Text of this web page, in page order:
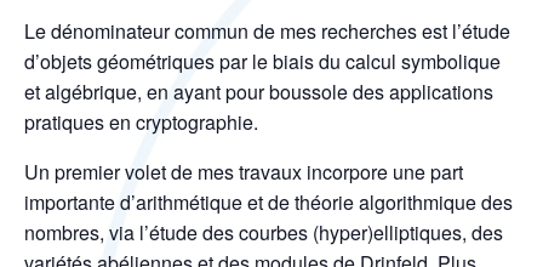
Le dénominateur commun de mes recherches est l’étude
d’objets géométriques par le biais du calcul symbolique
et algébrique, en ayant pour boussole des applications
pratiques en cryptographie.
Un premier volet de mes travaux incorpore une part
importante d’arithmétique et de théorie algorithmique des
nombres, via l’étude des courbes (hyper)elliptiques, des